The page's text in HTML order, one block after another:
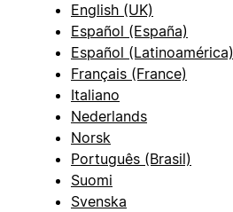
English (UK)
Español (España)
Español (Latinoamérica)
Français (France)
Italiano
Nederlands
Norsk
Português (Brasil)
Suomi
Svenska